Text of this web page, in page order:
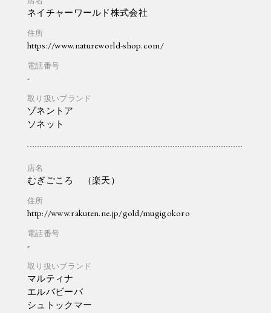
ネイチャーワールド株式会社
https://www.natureworld-shop.com/
-
ゾネントア
ソネット
むぎごころ （楽天）
http://www.rakuten.ne.jp/gold/mugigokoro
-
マルティナ
エルバビーバ
シュトックマー